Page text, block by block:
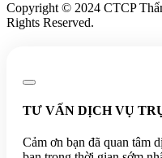
Copyright © 2024 CTCP
Rights Reserved.
TƯ VẤN DỊCH VỤ
Cảm ơn bạn đã quan tâm